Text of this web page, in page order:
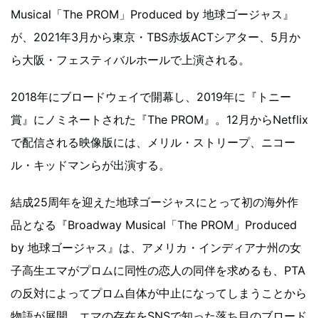
Musical「The PROM」Produced by 地球ゴージャス』
が、2021年3月から東京・TBS赤坂ACTシアター、5月か
ら大阪・フェスティバルホールで上演される。
2018年にブロードウェイで開幕し、2019年に『トニー
賞』にノミネートされた『The PROM』。12月からNetflix
で配信される映像版には、メリル・ストリープ、ニコー
ル・キッドマンらが出演する。
結成25周年を迎えた地球ゴージャスにとって初の海外作
品となる『Broadway Musical「The PROM」Produced
by 地球ゴージャス』は、アメリカ・インディアナ州の女
子高生エマがプロムに同性の恋人の同伴を求めるも、PTA
の反対によってプロム自体が中止になってしまうことから